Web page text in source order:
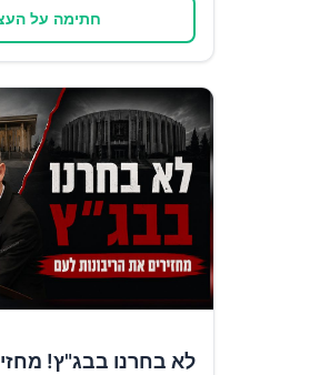
חתימה על
לא בחרנו בבג"ץ!